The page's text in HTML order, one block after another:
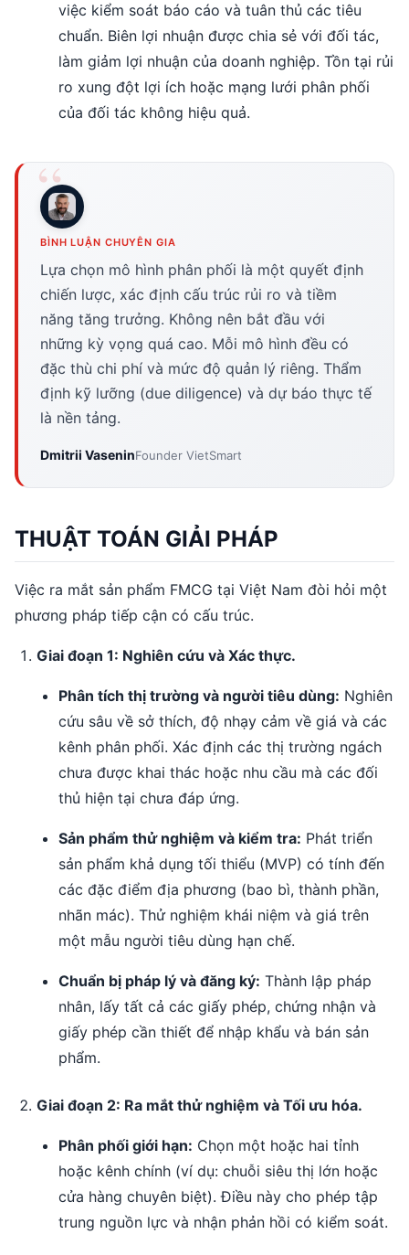
việc kiểm soát báo cáo và tuân thủ các tiêu
chuẩn. Biên lợi nhuận được chia sẻ với đối tác,
làm giảm lợi nhuận của doanh nghiệp. Tồn tại rủi
ro xung đột lợi ích hoặc mạng lưới phân phối
của đối tác không hiệu quả.
BÌNH LUẬN CHUYÊN GIA
Lựa chọn mô hình phân phối là một quyết định
chiến lược, xác định cấu trúc rủi ro và tiềm
năng tăng trưởng. Không nên bắt đầu với
những kỳ vọng quá cao. Mỗi mô hình đều có
đặc thù chi phí và mức độ quản lý riêng. Thẩm
định kỹ lưỡng (due diligence) và dự báo thực tế
là nền tảng.
Dmitrii VaseninFounder VietSmart
THUẬT TOÁN GIẢI PHÁP
Việc ra mắt sản phẩm FMCG tại Việt Nam đòi hỏi một
phương pháp tiếp cận có cấu trúc.
Giai đoạn 1: Nghiên cứu và Xác thực.
Phân tích thị trường và người tiêu dùng: Nghiên
cứu sâu về sở thích, độ nhạy cảm về giá và các
kênh phân phối. Xác định các thị trường ngách
chưa được khai thác hoặc nhu cầu mà các đối
thủ hiện tại chưa đáp ứng.
Sản phẩm thử nghiệm và kiểm tra: Phát triển
sản phẩm khả dụng tối thiểu (MVP) có tính đến
các đặc điểm địa phương (bao bì, thành phần,
nhãn mác). Thử nghiệm khái niệm và giá trên
một mẫu người tiêu dùng hạn chế.
Chuẩn bị pháp lý và đăng ký: Thành lập pháp
nhân, lấy tất cả các giấy phép, chứng nhận và
giấy phép cần thiết để nhập khẩu và bán sản
phẩm.
Giai đoạn 2: Ra mắt thử nghiệm và Tối ưu hóa.
Phân phối giới hạn: Chọn một hoặc hai tỉnh
hoặc kênh chính (ví dụ: chuỗi siêu thị lớn hoặc
cửa hàng chuyên biệt). Điều này cho phép tập
trung nguồn lực và nhận phản hồi có kiểm soát.